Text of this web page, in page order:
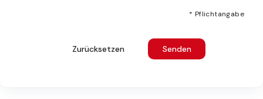
* Pflichtangabe
Zurücksetzen Senden